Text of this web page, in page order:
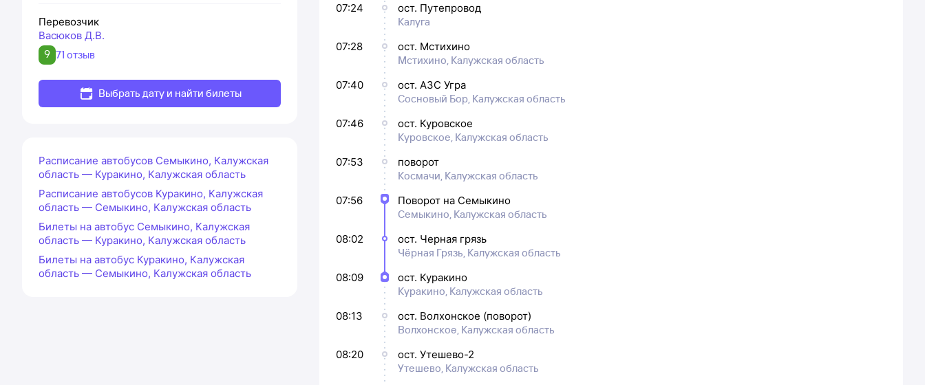
Перевозчик
Васюков Д.В.
9 71 отзыв
Выбрать дату и найти билеты
07:24
ост. Путепровод
Калуга
07:28
ост. Мстихино
Мстихино, Калужская область
07:40
ост. АЗС Угра
Сосновый Бор, Калужская область
07:46
ост. Куровское
Куровское, Калужская область
07:53
поворот
Космачи, Калужская область
07:56
Поворот на Семыкино
Семыкино, Калужская область
08:02
ост. Черная грязь
Чёрная Грязь, Калужская область
08:09
ост. Куракино
Куракино, Калужская область
08:13
ост. Волхонское (поворот)
Волхонское, Калужская область
08:20
ост. Утешево-2
Утешево, Калужская область
Расписание автобусов Семыкино, Калужская
область — Куракино, Калужская область
Расписание автобусов Куракино, Калужская
область — Семыкино, Калужская область
Билеты на автобус Семыкино, Калужская
область — Куракино, Калужская область
Билеты на автобус Куракино, Калужская
область — Семыкино, Калужская область